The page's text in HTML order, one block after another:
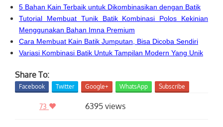
5 Bahan Kain Terbaik untuk Dikombinasikan dengan Batik
Tutorial Membuat Tunik Batik Kombinasi Polos Kekinian
Menggunakan Bahan Imna Premium
Cara Membuat Kain Batik Jumputan, Bisa Dicoba Sendiri
Variasi Kombinasi Batik Untuk Tampilan Modern Yang Unik
Share To:
Facebook Twitter Google+ WhatsApp Subscribe
73 6395 views